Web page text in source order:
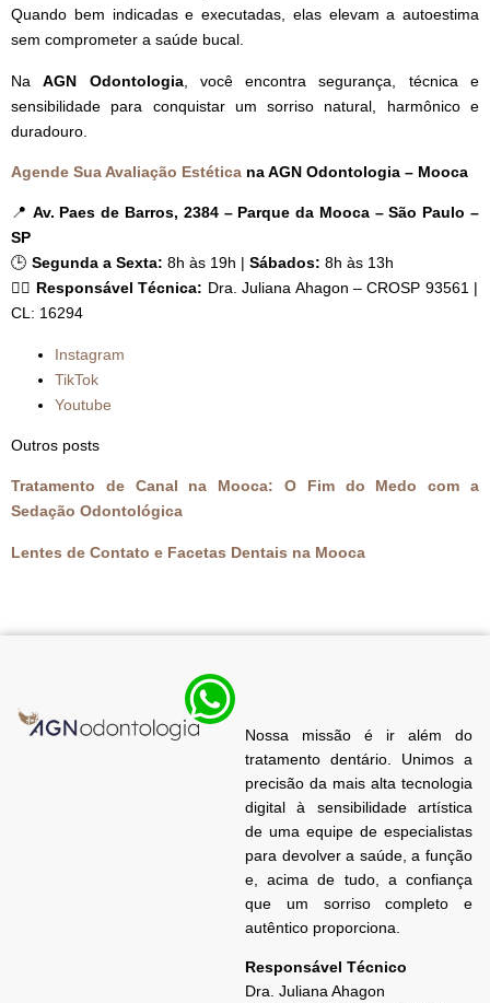
Quando bem indicadas e executadas, elas elevam a autoestima
sem comprometer a saúde bucal.
NaAGN Odontologia, você encontra segurança, técnica e
sensibilidade para conquistar um sorriso natural, harmônico e
duradouro.
Agende Sua Avaliação Estética na AGN Odontologia – Mooca
📍 Av. Paes de Barros, 2384 – Parque da Mooca – São Paulo –
SP
🕒 Segunda a Sexta: 8h às 19h | Sábados: 8h às 13h
👩‍⚕️ Responsável Técnica: Dra. Juliana Ahagon – CROSP 93561 |
CL: 16294
Instagram
TikTok
Youtube
Outros posts
Tratamento de Canal na Mooca: O Fim do Medo com a
Sedação Odontológica
Lentes de Contato e Facetas Dentais na Mooca
Nossa missão é ir além do
tratamento dentário. Unimos a
precisão da mais alta tecnologia
digital à sensibilidade artística
de uma equipe de especialistas
para devolver a saúde, a função
e, acima de tudo, a confiança
que um sorriso completo e
autêntico proporciona.
Responsável Técnico
Dra. JulianaAhagon